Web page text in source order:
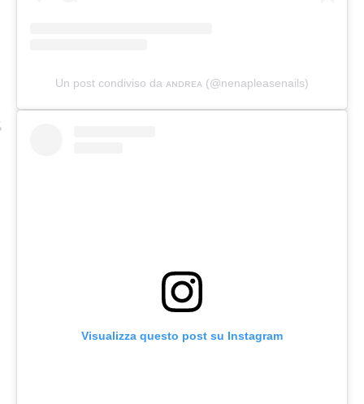
Un post condiviso da ᴀɴᴅʀᴇᴀ (@nenapleasenails)
Visualizza questo post su Instagram